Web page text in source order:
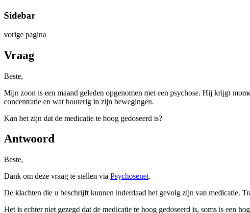
Sidebar
vorige pagina
Vraag
Beste,
Mijn zoon is een maand geleden opgenomen met een psychose. Hij krijgt
concentratie en wat houterig in zijn bewegingen.
Kan het zijn dat de medicatie te hoog gedoseerd is?
Antwoord
Beste,
Dank om deze vraag te stellen via Psychosenet.
De klachten die u beschrijft kunnen inderdaad het gevolg zijn van medicatie.
Het is echter niet gezegd dat de medicatie te hoog gedoseerd is, soms is